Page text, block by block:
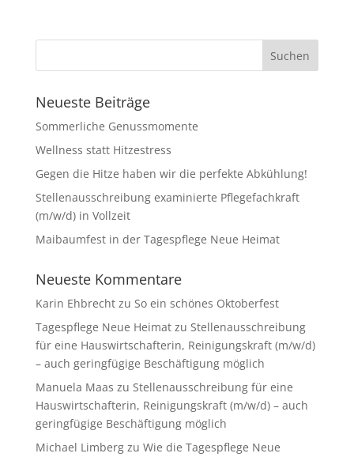
Neueste Beiträge
Sommerliche Genussmomente
Wellness statt Hitzestress
Gegen die Hitze haben wir die perfekte Abkühlung!
Stellenausschreibung examinierte Pflegefachkraft
(m/w/d) in Vollzeit
Maibaumfest in der Tagespflege Neue Heimat
Neueste Kommentare
Karin Ehbrechtzu So ein schönes Oktoberfest
Tagespflege Neue Heimatzu Stellenausschreibung
für eine Hauswirtschafterin, Reinigungskraft (m/w/d)
– auch geringfügige Beschäftigung möglich
Manuela Maas zu Stellenausschreibung für eine
Hauswirtschafterin, Reinigungskraft (m/w/d) – auch
geringfügige Beschäftigung möglich
Michael Limbergzu Wie die Tagespflege Neue